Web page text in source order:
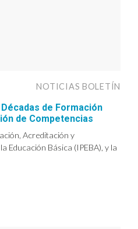
NOTICIAS BOLETÍN
de Formación
de Competencias
Acreditación y
Educación Básica (IPEBA), y la